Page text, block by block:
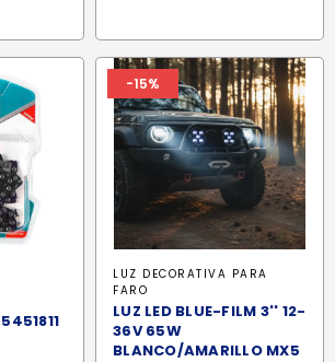
-15%
LUZ DECORATIVA PARA
FARO
LUZ LED BLUE-FILM 3'' 12-
36V 65W
BLANCO/AMARILLO MX5